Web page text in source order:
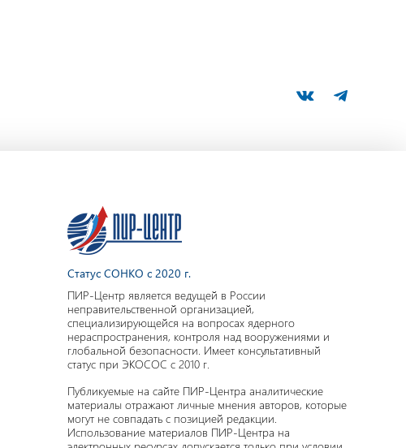
Статус СОНКО с 2020 г.
ПИР-Центр является ведущей в России
неправительственной организацией,
специализирующейся на вопросах ядерного
нераспространения, контроля над вооружениями и
глобальной безопасности. Имеет консультативный
статус при ЭКОСОС с 2010 г.
Публикуемые на сайте ПИР-Центра аналитические
материалы отражают личные мнения авторов, которые
могут не совпадать с позицией редакции.
Использование материалов ПИР-Центра на